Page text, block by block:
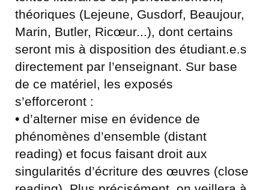
théoriques (Lejeune, Gusdorf, Beaujour,
Marin, Butler, Ricœur...), dont certains
seront mis à disposition des étudiant.e.s
directement par l’enseignant. Sur base
de ce matériel, les exposés
s’efforceront :
• d’alterner mise en évidence de
phénomènes d’ensemble (distant
reading) et focus faisant droit aux
singularités d’écriture des œuvres (close